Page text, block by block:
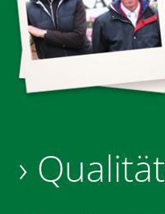
› Qualität